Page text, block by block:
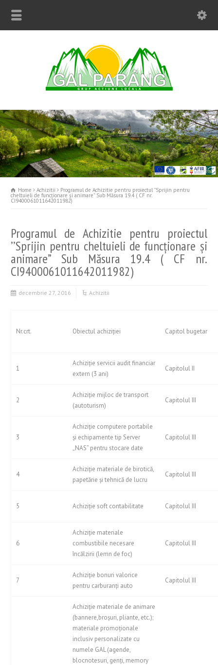
Home Achizitii Programul de Achizitie pentru proiectul ’’Sprijin pentru
cheltuieli de funcţionare şi animare” Sub Măsura 19.4 ( CF nr.
CI9400061011642011982)
Programul de Achizitie pentru proiectul
’’Sprijin pentru cheltuieli de funcţionare şi
animare” Sub Măsura 19.4 ( CF nr.
CI9400061011642011982)
decembrie 27, 2016 Achizitii
Nr.crt. Obiectul achiziţiei Capitol bugetar
1
Achiziţie servicii audit financiar
extern (3 ani)
Capitolul II
2
Achiziţie mijloc de transport
(autoturism)
Capitolul III
3
Achiziţie computere portabile
şi echipamente tip Server
„NAS” pentru stocare date
Capitolul III
4
Achiziţie materiale de birotică,
papetărie şi tehnică de lucru
Capitolul III
5 Achiziţie soft contabilitate Capitolul III
6
Achiziţie materiale
combustibile necesare
încălzirii (lemn de foc)
Capitolul III
7
Achiziţie bonuri valorice
pentru carburanţi auto
Capitolul III
Achiziţie materiale de animare
(bannere,broşuri, pliante, etc.);
materiale promoţionale
inclusiv personalizate cu
numele GAL (agende,
blocnotesuri, genţi, memory